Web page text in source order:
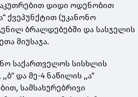
დიდი ოდენობით
ქვეპუნქტით (უკანონო
ბრალდებებში და სასჯელის
მიუსაჯა.
საქართველოს სისხლის
და მე-4 ნაწილის ,,ა“
სამსახურებრივი